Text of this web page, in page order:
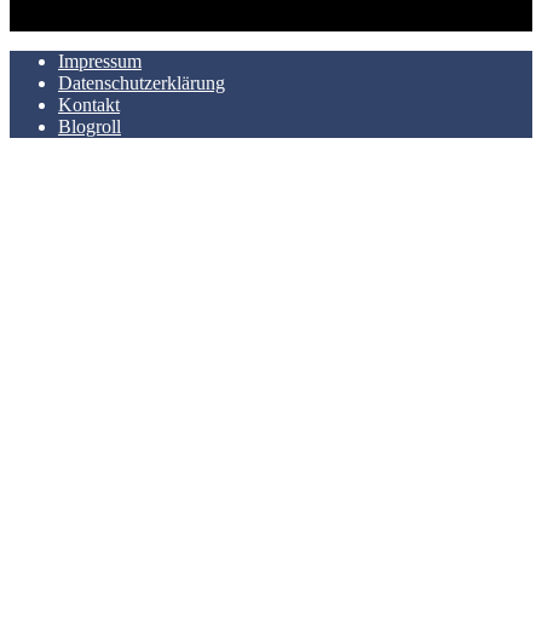
Impressum
Datenschutzerklärung
Kontakt
Blogroll